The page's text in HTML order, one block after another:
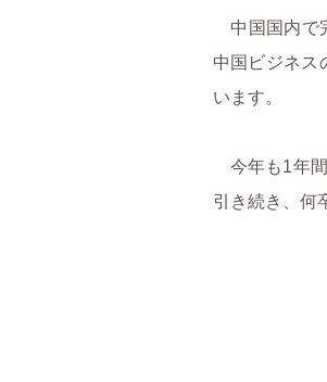
中国国内で
中国ビジネス
います。
今年も1年間
引き続き、何
団閃購」で売上が伸びる5つの場面②〜ギフト・贈り